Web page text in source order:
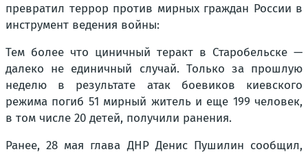
превратил террор против мирных граждан России в
инструмент ведения войны:
Тем более что циничный теракт в Старобельске —
далеко не единичный случай. Только за прошлую
неделю в результате атак боевиков киевского
режима погиб 51 мирный житель и еще 199 человек,
в том числе 20 детей, получили ранения.
Ранее, 28 мая глава ДНР Денис Пушилин сообщил,